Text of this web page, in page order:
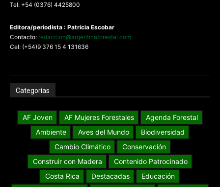
Tel: +54 (0376) 4425800
Editora/periodista : Patricia Escobar
Contacto: redaccion@argentinaforestal.com
Cel: (+54)9 376 15 4 131636
Categorías
AF Joven AF Mujeres Forestales
Agenda Forestal
Ambiente
Aves del Mundo
Biodiversidad
Cambio Climático
Conservación
Construir con Madera
Contenido Patrocinado
Costa Rica
Destacadas
Educación